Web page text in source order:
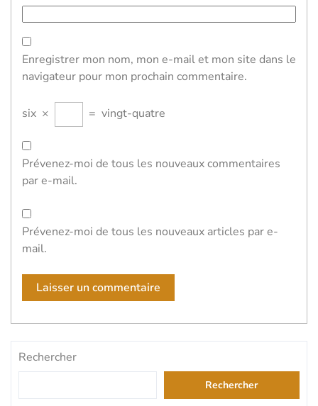
Enregistrer mon nom, mon e-mail et mon site dans le
navigateur pour mon prochain commentaire.
six × = vingt-quatre
Prévenez-moi de tous les nouveaux commentaires
par e-mail.
Prévenez-moi de tous les nouveaux articles par e-
mail.
Rechercher
Rechercher